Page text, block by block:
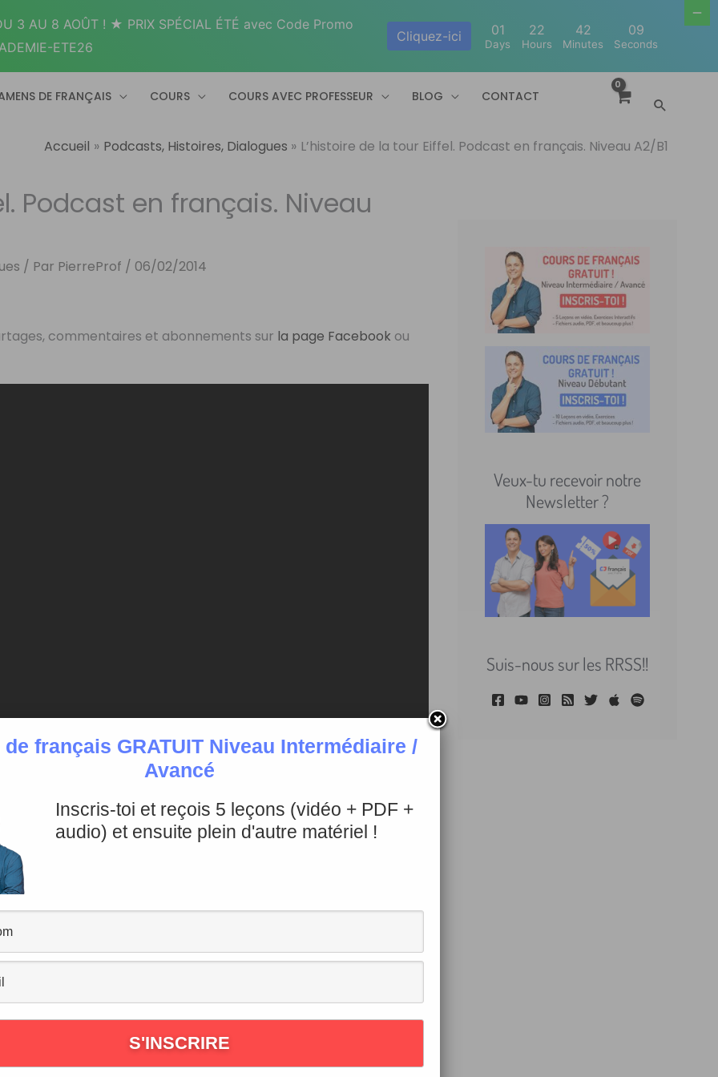
DE FRANÇAIS COURS COURS AVEC PROFESSEUR BLOG
CONTACT
Accueil Podcasts, Histoires, Dialogues L’histoire de la tour Eiffel. Podcast en français. Niveau A2/B1
Podcast en français. Niveau
/ Par PierreProf / 06/02/2014
commentaires et abonnements sur la page Facebook ou
se trouve en bas de cette page ;-)
de la tour Eiffel
de Paris et même de la France. Mais combien de
sa date de construction ou même sa hauteur exacte ? Qui sait
le monde et qu’elle a même failli être détruite ?
particulier pour le progrès scientifique. À partir de 1951 [Erreur,
dans les différents pays industrialisées afin d’exposer
gouvernements s’aperçoivent vite que derrière la technologique
dommage de ne pas profiter. Le pays qui accueille l’exposition
et technologique mais aussi et surtout son avancée et sa
qui régnent alors sur le monde.
Veux-tu recevoir notre
Newsletter ?
Suis-nous sur les RRSS!!
français GRATUIT Niveau Intermédiaire /
Avancé
Inscris-toi et reçois 5 leçons (vidéo + PDF +
audio) et ensuite plein d'autre matériel !
3 AU 8 AOÛT ! ★ PRIX SPÉCIAL ÉTÉ avec Code Promo
ETE26
Cliquez-ici 01
Days
22
Hours
42
Minutes
08
Seconds